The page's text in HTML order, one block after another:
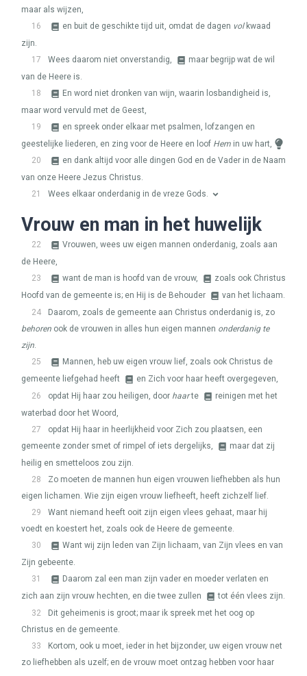
maar als wijzen,
16
en buit de geschikte tijd uit, omdat de dagen volkwaad
zijn.
17
Wees daarom niet onverstandig,
maar begrijp wat de wil
van de Heere is.
18
En word niet dronken van wijn, waarin losbandigheid is,
maar word vervuld met de Geest,
19
en spreek onder elkaar met psalmen, lofzangen en
geestelijke liederen, en zing voor de Heere en loof Hem in uw hart,
20
en dank altijd voor alle dingen God en de Vader in de Naam
van onze Heere Jezus Christus.
21
Wees elkaar onderdanig in de vreze Gods.
Vrouw en man in het huwelijk
22
Vrouwen, wees uw eigen mannen onderdanig, zoals aan
de Heere,
23
want de man is hoofd van de vrouw,
zoals ook Christus
Hoofd van de gemeente is; en Hij is de Behouder
van het lichaam.
24
Daarom, zoals de gemeente aan Christus onderdanig is, zo
behoren ook de vrouwen in alles hun eigen mannen onderdanig te
zijn.
25
Mannen, heb uw eigen vrouw lief, zoals ook Christus de
gemeente liefgehad heeft
en Zich voor haar heeft overgegeven,
26
opdat Hij haar zou heiligen, door haarte
reinigen met het
waterbad door het Woord,
27
opdat Hij haar in heerlijkheid voor Zich zou plaatsen, een
gemeente zonder smet of rimpel of iets dergelijks,
maar dat zij
heilig en smetteloos zou zijn.
28
Zo moeten de mannen hun eigen vrouwen liefhebben als hun
eigen lichamen. Wie zijn eigen vrouw liefheeft, heeft zichzelf lief.
29
Want niemand heeft ooit zijn eigen vlees gehaat, maar hij
voedt en koestert het, zoals ook de Heere de gemeente.
30
Want wij zijn leden van Zijn lichaam, van Zijn vlees en van
Zijn gebeente.
31
Daarom zal een man zijn vader en moeder verlaten en
zich aan zijn vrouw hechten, en die twee zullen
tot één vlees zijn.
32
Dit geheimenis is groot; maar ik spreek met het oog op
Christus en de gemeente.
33
Kortom, ook u moet, ieder in het bijzonder, uw eigen vrouw net
zo liefhebben als uzelf; en de vrouw moet ontzag hebben voor haar